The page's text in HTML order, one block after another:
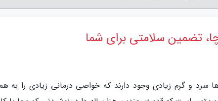
تضمین سلامتی برای شما
سرد و گرم زیادی وجود دارند که خواصی درمانی زیادی را به